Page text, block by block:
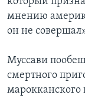
мнению
он не
Муссави
смертного
марокканского